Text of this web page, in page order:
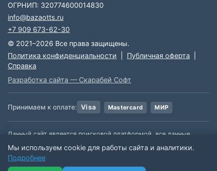
ОГРНИП: 320774600014830
info@bazaotts.ru
+7 909 673-62-30
© 2021–2026 Все права защищены.
Политика конфиденциальности
Публичная оферта
Справка
Разработка сайта — Скарабей Софт
Принимаем к оплате: Visa Mastercard МИР
Данный сайт является поисковой платформой, все данные,
размещенные на сайте, взяты из открытых источников. Мы не
несем ответственности за содержимое данной информации.
Мы используем cookie для работы сайта и аналитики.
Подробнее